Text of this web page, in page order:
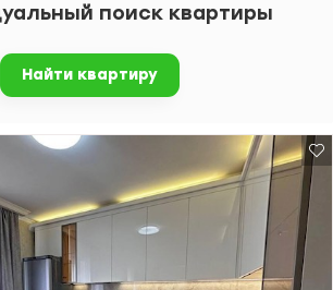
як для бізнесу, так і для житла. Локація:
Через дорогу парк, салон краси, магазини,
У 5 хвилинах ходьби Севастопольська
транспорту в різні напрямки міста та
поиск квартиры
Найти квартиру